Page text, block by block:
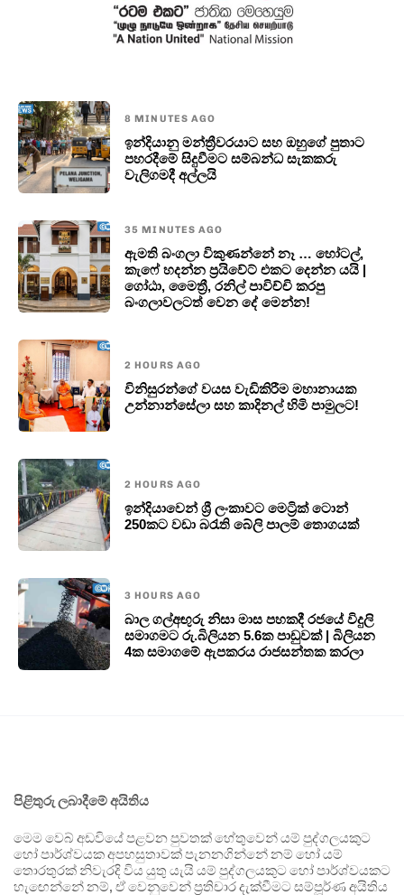
8 MINUTES AGO
ඉන්දියානු මන්ත්‍රීවරයාට සහ ඔහුගේ පුතාට
පහරදීමේ සිදුවීමට සම්බන්ධ සැකකරු
වැලිගමදී අල්ලයි
35 MINUTES AGO
ඇමති බංගලා විකුණන්නේ නෑ … හෝටල්,
කැෆේ හදන්න ප්‍රයිවේට් එකට දෙන්න යයි |
ගෝඨා, මෛත්‍රී, රනිල් පාවිච්චි කරපු
බංගලාවලටත් වෙන දේ මෙන්න!
2 HOURS AGO
විනිසුරන්ගේ වයස වැඩිකිරීම මහානායක
උන්නාන්සේලා සහ කාදිනල් හිමි පාමුලට!
2 HOURS AGO
ඉන්දියාවෙන් ශ්‍රී ලංකාවට මෙට්‍රික් ටොන්
250කට වඩා බරැති බේලි පාලම් තොගයක්
3 HOURS AGO
බාල ගල්අඟුරු නිසා මාස පහකදී රජයේ විදුලි
සමාගමට රු.බිලියන 5.6ක පාඩුවක් | බිලියන
4ක සමාගමේ ඇපකරය රාජසන්තක කරලා
පිළිතුරු ලබාදීමේ අයිතිය
මෙම වෙබ් අඩවියේ පළවන පුවතක් හේතුවෙන් යම් පුද්ගලයකුට
හෝ පාර්ශ්වයක අපහසුතාවක් පැනනගින්නේ නම් හෝ යම්
තොරතුරක් නිවැරදි විය යුතු යැයි යම් පුද්ගලයකුට හෝ පාර්ශ්වයකට
හැඟෙන්නේ නම්, ඒ වෙනුවෙන් ප්‍රතිචාර දැක්වීමට සම්පූර්ණ අයිතිය